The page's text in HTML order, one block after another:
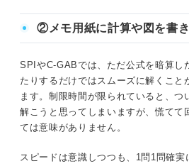
②メモ用紙に計算や図を書き
SPIやC-GABでは、ただ公式を暗算し
たりするだけではスムーズに解くこと
ます。制限時間が限られていると、つ
解こうと思ってしまいますが、慌てて
ては意味がありません。
スピードは意識しつつも、1問1問確